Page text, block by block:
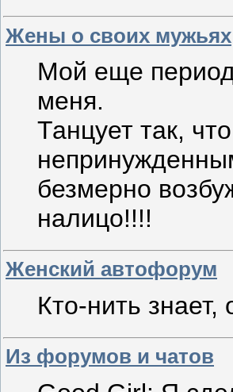
Жены о своих мужьях
Мой еще
меня.
Танцует так,
безмерно
налицо!!!!
Женский автофорум
Кто-нить знает,
Из форумов и чатов